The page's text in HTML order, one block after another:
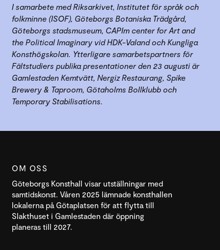
I samarbete med Riksarkivet, Institutet för språk och
folkminne (ISOF), Göteborgs Botaniska Trädgård,
Göteborgs stadsmuseum, CAPIm center for Art and
the Political Imaginary vid HDK-Valand och Kungliga
Konsthögskolan. Ytterligare samarbetspartners för
Fältstudiers publika presentationer den 23 augusti är
Gamlestaden Kemtvätt, Nergiz Restaurang, Spike
Brewery & Taproom, Götaholms Bollklubb och
Temporary Stabilisations.
OM OSS
Göteborgs Konsthall visar utställningar med
samtidskonst. Våren 2025 lämnade konsthallen
lokalerna på Götaplatsen för att flytta till
Slakthuset i Gamlestaden där öppning
planeras till 2027.